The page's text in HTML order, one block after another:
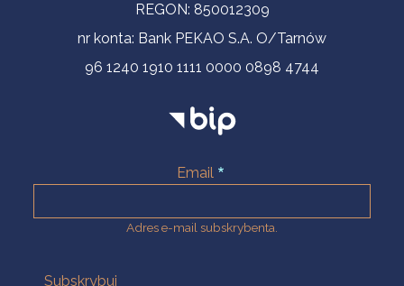
REGON: 850012309
nr konta: Bank PEKAO S.A. O/Tarnów
96 1240 1910 1111 0000 0898 4744
Email
Adres e-mail subskrybenta.